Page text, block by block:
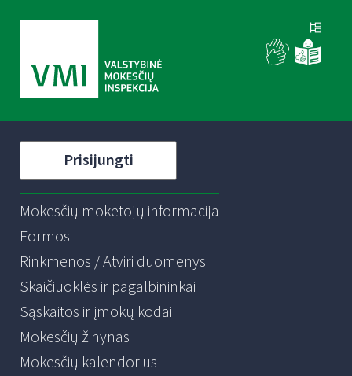
Prisijungti
Mokesčių mokėtojų informacija
Formos
Rinkmenos / Atviri duomenys
Skaičiuoklės ir pagalbininkai
Sąskaitos ir įmokų kodai
Mokesčių žinynas
Mokesčių kalendorius